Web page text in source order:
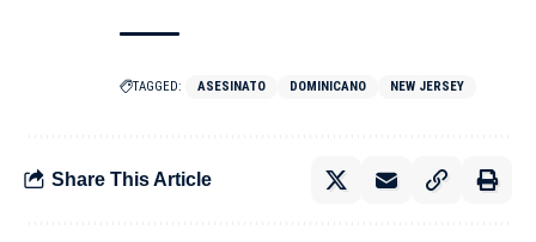
TAGGED: ASESINATO DOMINICANO NEW JERSEY
Share This Article